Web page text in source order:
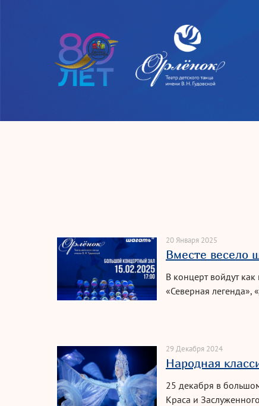
20 Января 2025
Вместе весело
В концерт войдут
«Северная легенда»,
29 Декабря 2024
Народная
25 декабря в
Краса и